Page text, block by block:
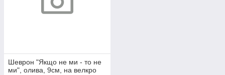
Шеврон "Якщо не ми - то не
ми", олива, 9см, на велкро